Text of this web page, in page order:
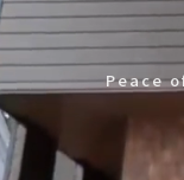
Peace